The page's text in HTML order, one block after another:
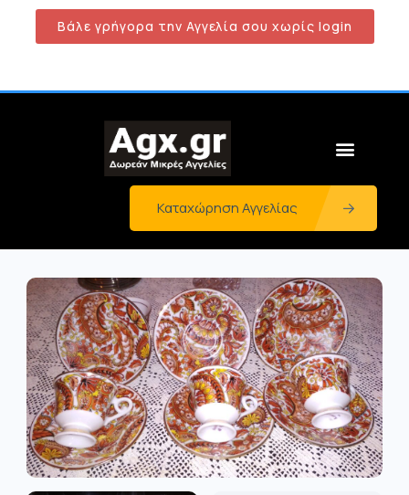
Βάλε γρήγορα την Αγγελία σου χωρίς login
Καταχώρηση Αγγελίας